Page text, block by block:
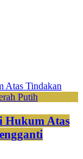
Hukum Atas